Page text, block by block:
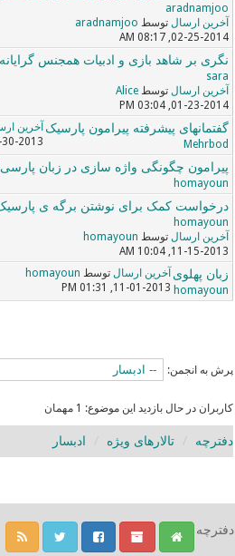
aradnamjoo
آخرین ارسال توسط aradnamjoo
02-25-2014, 08:17 AM
نگری بر شاهد بازی و ادبیات همجنس
sara
آخرین ارسال توسطAlice
01-23-2014, 03:04 PM
گفتمانهای پیشرفته پیرامون پارسیک
Mehrbod
آخرین
2013, 12:15 PM
پیرامون چگونگی واژه سازی در زبان
homayoun
درخواست کمک برای نوشتن برگه ی پارسیک
homayoun
آخرین ارسال توسط homayoun
11-15-2013, 10:04 AM
زبان پهلوی
homayoun
آخرین ارسال توسط homayoun
11-01-2013, 01:31 PM
پرش به انجمن:
کاربران در حال بازدید این موضوع: 1 مهمان
دفترچه تالارهای ویژه ادبسار
دفترچه